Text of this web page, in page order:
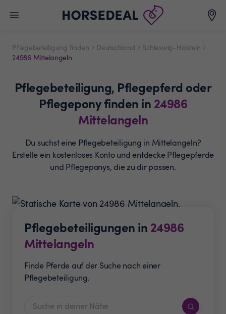
Pflegebeteiligung finden Deutschland
Schleswig-Holstein
24986 Mittelangeln
Pflegebeteiligung, Pflegepferd oder
Pflegeponyfinden in 24986
Mittelangeln
Du suchst eine Pflegebeteiligung in Mittelangeln?
Erstelle ein kostenloses Konto und entdecke Pflegepferde
und Pflegeponys, die zu dir passen.
Pflegebeteiligungen in 24986
Mittelangeln
Finde Pferde auf der Suche nach einer
Pflegebeteiligung.